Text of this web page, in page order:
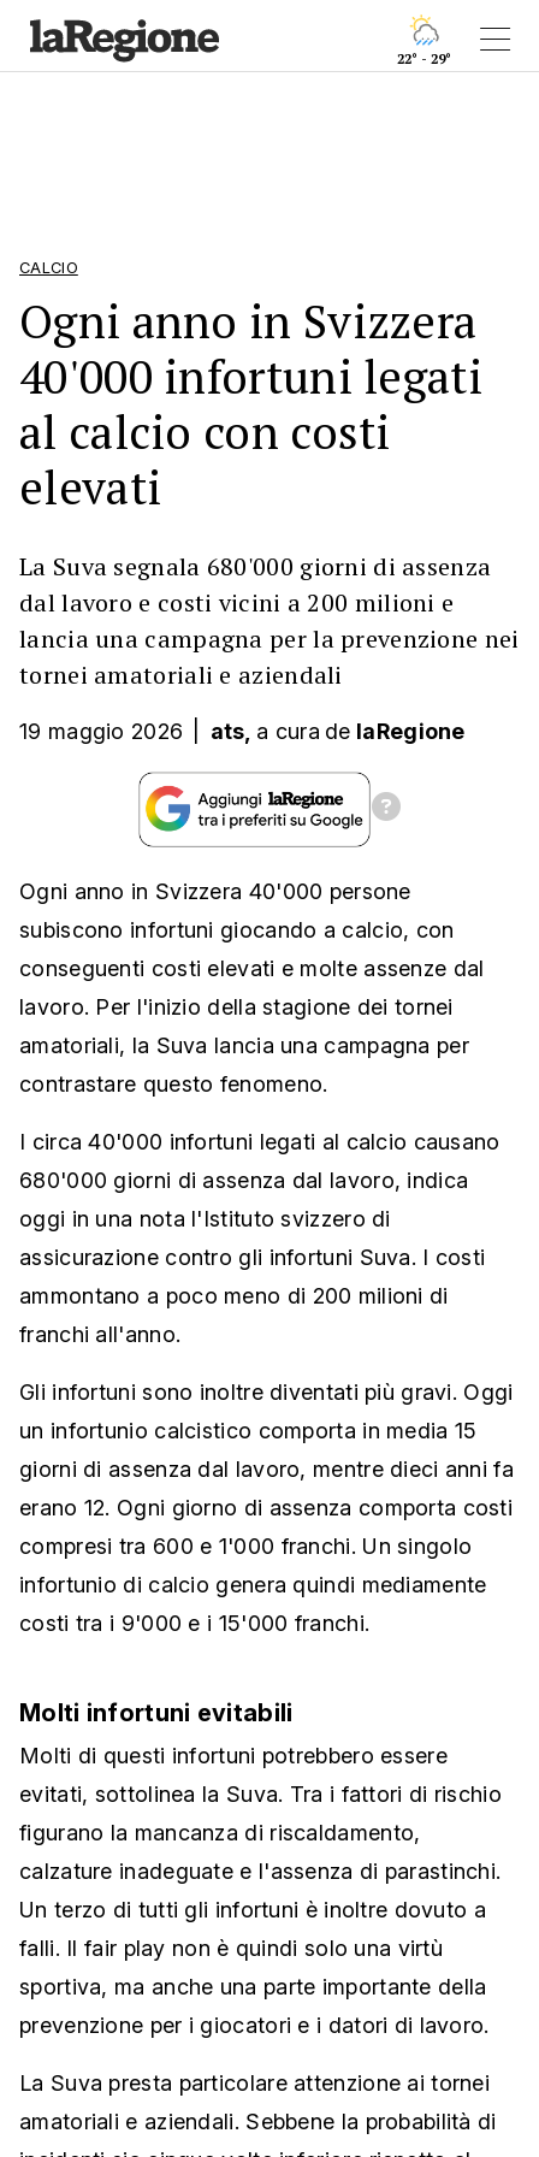
22° - 29°
CALCIO
Ogni anno in Svizzera
40'000 infortuni legati
al calcio con costi
elevati
La Suva segnala 680'000 giorni di assenza
dal lavoro e costi vicini a 200 milioni e
lancia una campagna per la prevenzione nei
tornei amatoriali e aziendali
19 maggio 2026 ats, a cura de laRegione
Ogni anno in Svizzera 40'000 persone
subiscono infortuni giocando a calcio, con
conseguenti costi elevati e molte assenze dal
lavoro. Per l'inizio della stagione dei tornei
amatoriali, la Suva lancia una campagna per
contrastare questo fenomeno.
I circa 40'000 infortuni legati al calcio causano
680'000 giorni di assenza dal lavoro, indica
oggi in una nota l'Istituto svizzero di
assicurazione contro gli infortuni Suva. I costi
ammontano a poco meno di 200 milioni di
franchi all'anno.
Gli infortuni sono inoltre diventati più gravi. Oggi
un infortunio calcistico comporta in media 15
giorni di assenza dal lavoro, mentre dieci anni fa
erano 12. Ogni giorno di assenza comporta costi
compresi tra 600 e 1'000 franchi. Un singolo
infortunio di calcio genera quindi mediamente
costi tra i 9'000 e i 15'000 franchi.
Molti infortuni evitabili
Molti di questi infortuni potrebbero essere
evitati, sottolinea la Suva. Tra i fattori di rischio
figurano la mancanza di riscaldamento,
calzature inadeguate e l'assenza di parastinchi.
Un terzo di tutti gli infortuni è inoltre dovuto a
falli. Il fair play non è quindi solo una virtù
sportiva, ma anche una parte importante della
prevenzione per i giocatori e i datori di lavoro.
La Suva presta particolare attenzione ai tornei
amatoriali e aziendali. Sebbene la probabilità di